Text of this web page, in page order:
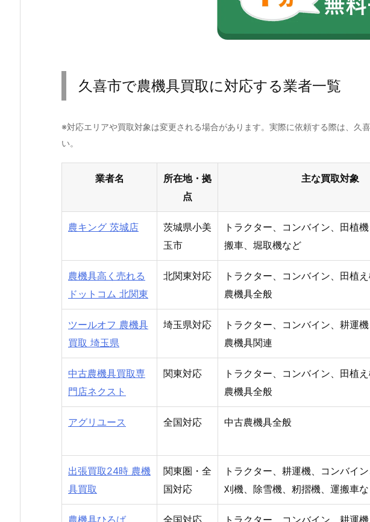
久喜市で農機具買取に対応する業者一覧
※対応エリアや買取対象は変更される場合があります。実際に依頼する際は、
い。
業者名
所在地・拠
点
主な買取対象
農キング 茨城店
茨城県小美
玉市
トラクター、コンバイン、田植
搬車、堀取機など
農機具高く売れる
ドットコム 北関東
北関東対応
トラクター、コンバイン、田植え
農機具全般
ツールオフ 農機具
買取 埼玉県
埼玉県対応
トラクター、コンバイン、耕運機
農機具関連
中古農機具買取専
門店ネクスト
関東対応
トラクター、コンバイン、田植え
農機具全般
アグリユース 全国対応 中古農機具全般
出張買取24時 農機
具買取
関東圏・全
国対応
トラクター、耕運機、コンバイ
刈機、除雪機、籾摺機、運搬車
農機具ひろば 全国対応 トラクター、コンバイン、耕運